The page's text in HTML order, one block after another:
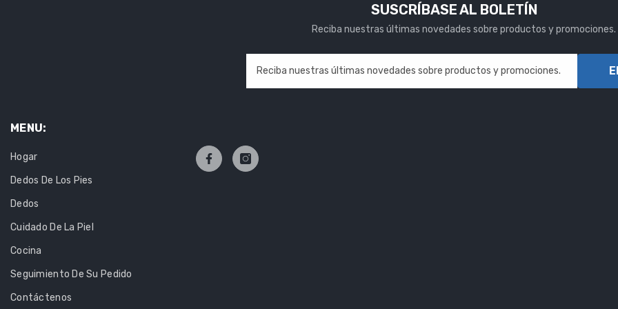
SUSCRÍBASE AL BOLETÍN
Reciba nuestras últimas novedades sobre productos y promociones.
Reciba nuestras últimas novedades sobre productos y promociones.
MENU:
Hogar
Dedos De Los Pies
Dedos
Cuidado De La Piel
Cocina
Seguimiento De Su Pedido
Contáctenos